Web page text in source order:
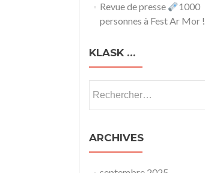
Revue de presse
1000
personnes à Fest Ar Mor !
KLASK …
ARCHIVES